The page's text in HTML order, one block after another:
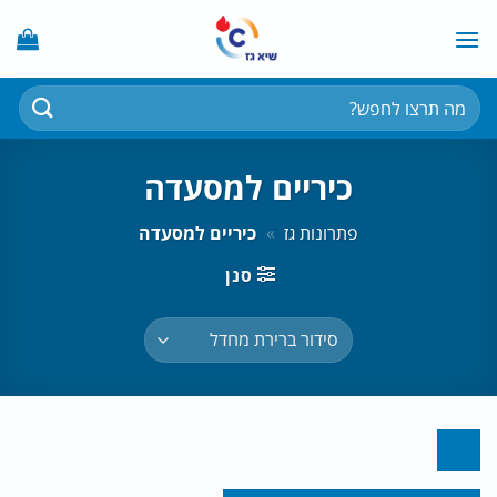
חיפוש
עבור:
כיריים למסעדה
פתרונות גז » כיריים למסעדה
סנן